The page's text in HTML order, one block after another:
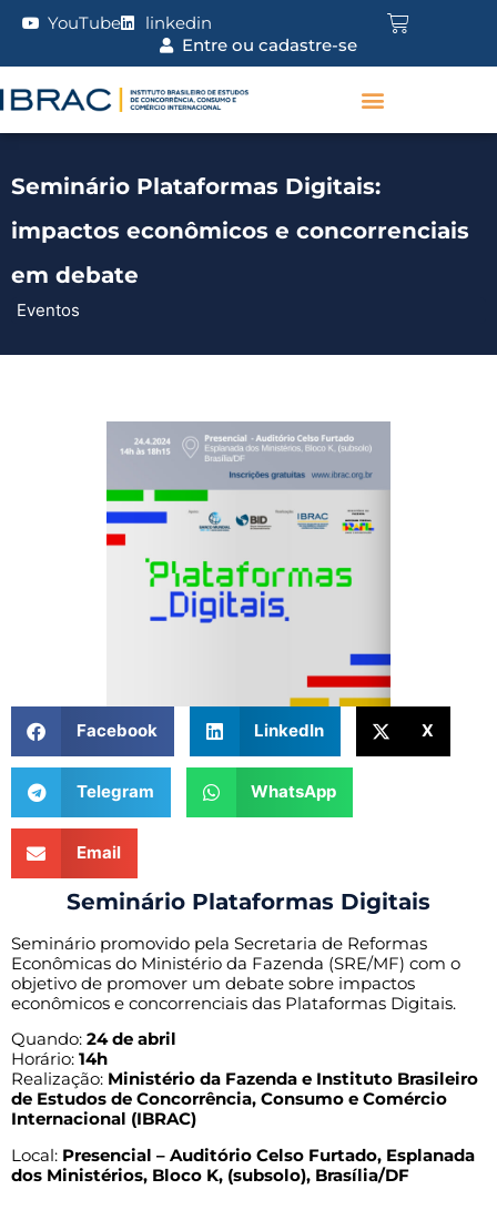
YouTube
linkedin
Entre ou cadastre-se
Seminário Plataformas Digitais:
impactos econômicos e concorrenciais
em debate
Eventos
Facebook LinkedIn X
Telegram WhatsApp
Email
Seminário Plataformas Digitais
Seminário promovido pela Secretaria de Reformas
Econômicas do Ministério da Fazenda (SRE/MF) com o
objetivo de promover um debate sobre impactos
econômicos e concorrenciais das Plataformas Digitais.
Quando: 24 de abril
Horário: 14h
Realização: Ministério da Fazenda e Instituto Brasileiro
de Estudos de Concorrência, Consumo e Comércio
Internacional (IBRAC)
Local: Presencial – Auditório Celso Furtado, Esplanada
dos Ministérios, Bloco K, (subsolo), Brasília/DF